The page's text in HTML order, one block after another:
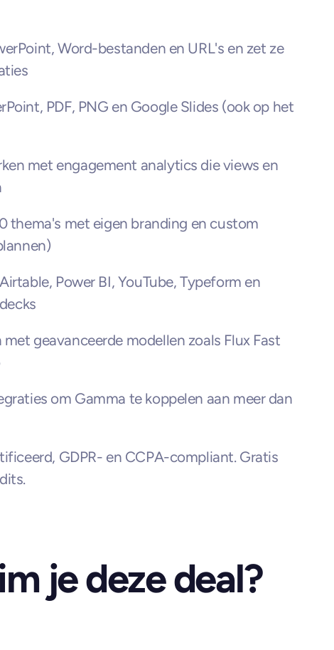
Word-bestanden en URL's en zet ze
PDF, PNG en Google Slides (ook op het
met engagement analytics die views en
thema's met eigen branding en custom
Power BI, YouTube, Typeform en
geavanceerde modellen zoals Flux Fast
om Gamma te koppelen aan meer dan
GDPR- en CCPA-compliant. Gratis
je deze deal?